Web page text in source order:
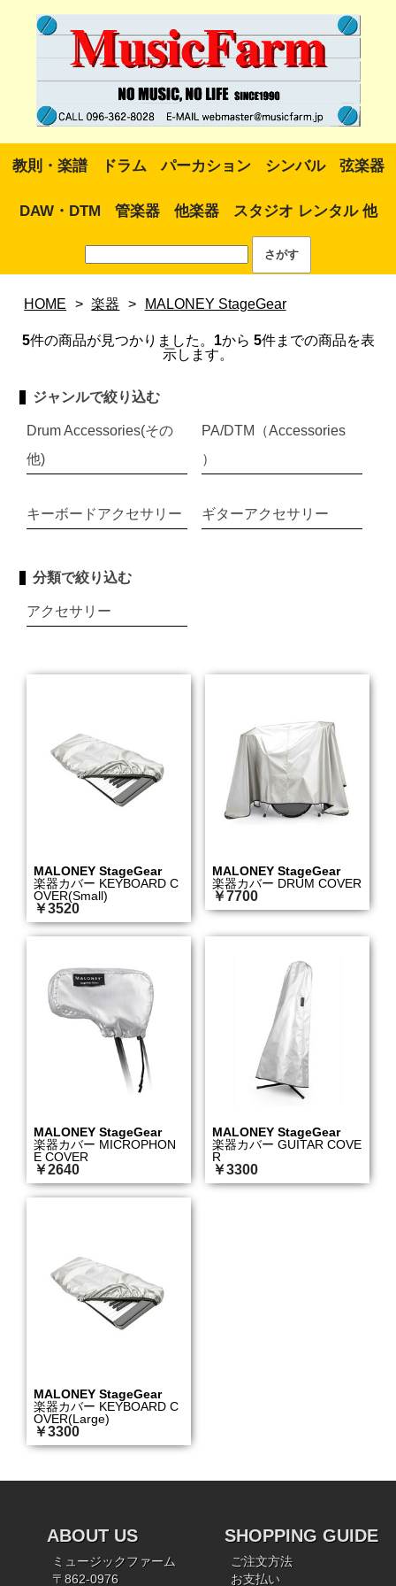
教則・楽譜 ドラム パーカション シンバル 弦楽器
DAW・DTM 管楽器 他楽器 スタジオ レンタル 他
HOME > 楽器 > MALONEY StageGear
5件の商品が見つかりました。 1から 5件までの商品を表
示します。
ジャンルで絞り込む
Drum Accessories(その
他)
PA/DTM（Accessories
）
キーボードアクセサリー ギターアクセサリー
分類で絞り込む
アクセサリー
MALONEY StageGear
楽器カバー KEYBOARD C
OVER(Small)
￥3520
MALONEY StageGear
楽器カバー DRUM COVER
￥7700
MALONEY StageGear
楽器カバー MICROPHON
E COVER
￥2640
MALONEY StageGear
楽器カバー GUITAR COVE
R
￥3300
MALONEY StageGear
楽器カバー KEYBOARD C
OVER(Large)
￥3300
ABOUT US
ミュージックファーム
〒862-0976
SHOPPING GUIDE
ご注文方法
お支払い